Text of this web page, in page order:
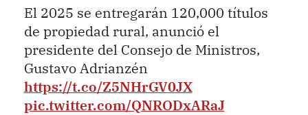
El 2025 se entregarán 120,000 títulos
de propiedad rural, anunció el
presidente del Consejo de Ministros,
Gustavo Adrianzén
https://t.co/Z5NHrGV0JX
pic.twitter.com/QNRODxARaJ